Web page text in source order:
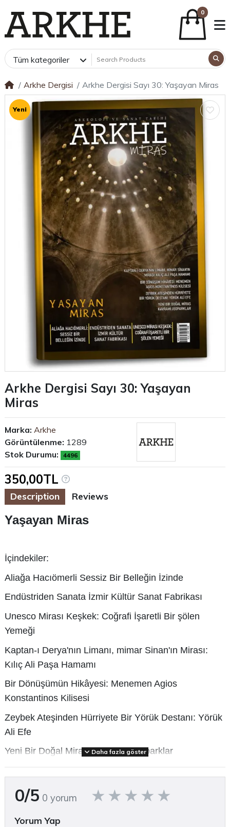
0
Tüm kategoriler
Arkhe Dergisi Arkhe Dergisi Sayı 30: Yaşayan Miras
Yeni
Arkhe Dergisi Sayı 30: Yaşayan
Miras
Description Reviews
Yaşayan Miras
İçindekiler:
Aliağa Hacıömerli Sessiz Bir Belleğin İzinde
Endüstriden Sanata İzmir Kültür Sanat Fabrikası
Unesco Mirası Keşkek: Coğrafi İşaretli Bir şölen
Yemeği
Kaptan-ı Derya'nın Limanı, mimar Sinan'ın Mirası:
Kılıç Ali Paşa Hamamı
Bir Dönüşümün Hikâyesi: Menemen Agios
Konstantinos Kilisesi
Zeybek Ateşinden Hürriyete Bir Yörük Destanı: Yörük
Ali Efe
Yeni Bir Doğal Miras Kavramı: Jeoparklar
Tamirevi: Enerji, Miras ve Yerellik Kesişiminde Bir
İznik Roma Tiyatrosu Restorasyonu ve Çevre
Düzenleme Projesi
Daha fazla göster
Marka: Arkhe
Görüntülenme: 1289
Stok Durumu:
4496
350,00TL
0/5 0 yorum
Yorum Yap